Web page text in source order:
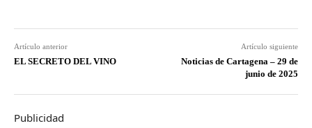
Artículo anterior
EL SECRETO DEL VINO
Artículo siguiente
Noticias de Cartagena – 29 de
junio de 2025
Publicidad